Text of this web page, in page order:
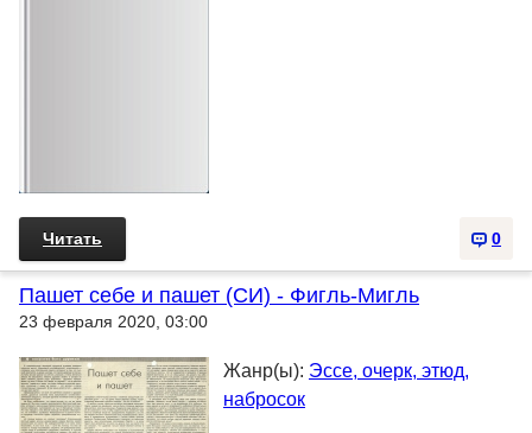
0
Читать
Пашет себе и пашет (СИ) - Фигль-Мигль
23 февраля 2020, 03:00
Жанр(ы): Эссе, очерк, этюд,
набросок